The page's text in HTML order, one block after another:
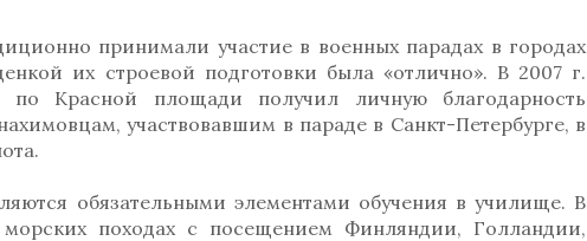
принимали участие в военных парадах в городах
их строевой подготовки была «отлично». В 2007 г.
Красной площади получил личную благодарность
участвовавшим в параде в Санкт-Петербурге, в
обязательными элементами обучения в училище. В
походах с посещением Финляндии, Голландии,